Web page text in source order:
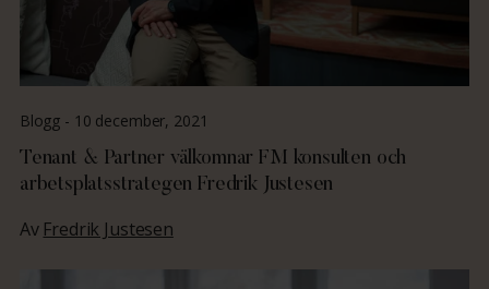
Blogg - 10 december, 2021
Tenant & Partner välkomnar FM konsulten och
arbetsplatsstrategen Fredrik Justesen
Av Fredrik Justesen